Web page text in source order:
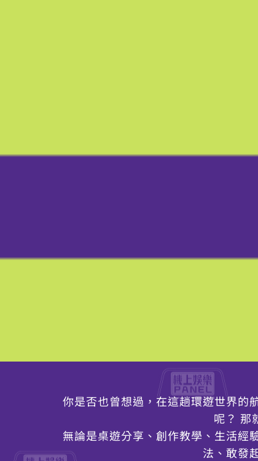
你是否也曾想過，在這趟環遊世界的
呢？ 那
無論是桌遊分享、創作教學、生活經
法、敢發